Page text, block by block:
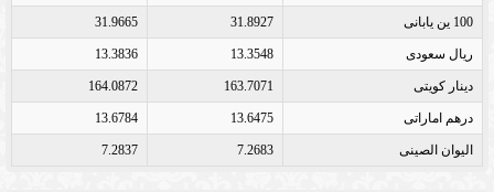
100 ين يابانى 31.8927
31.9665
ريال سعودى 13.3548
13.3836
دينار كويتى 163.7071
164.0872
درهم اماراتى 13.6475
13.6784
اليوان الصينى 7.2683
7.2837